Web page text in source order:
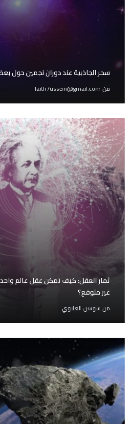
سحر الجاذبية عند دوران نجمين حول
من laith7ussein@gmail.com
ثمار العقل: كيف تمكن عقل عالم
غير متوقع؟
من سوسن العليوي